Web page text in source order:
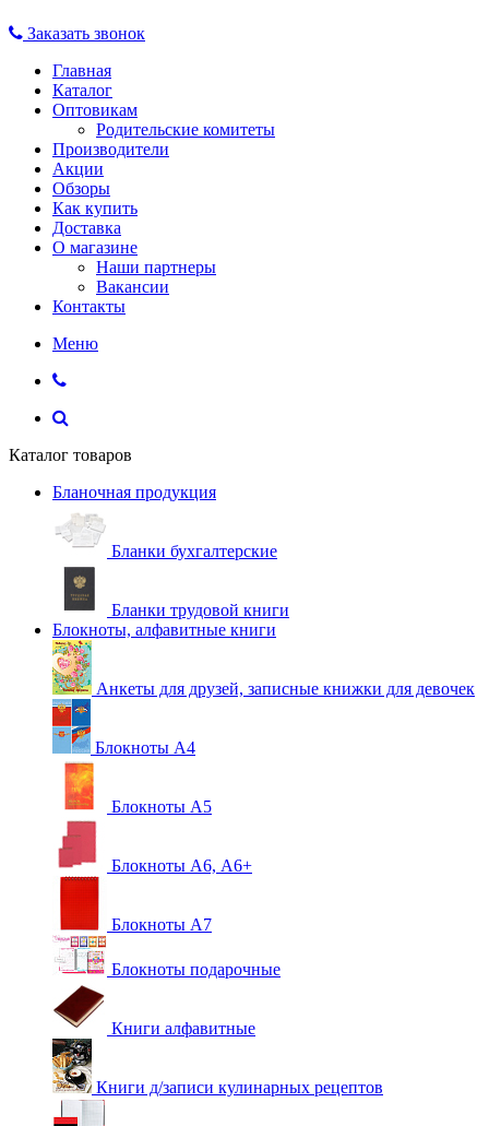
Заказать звонок
Главная
Каталог
Оптовикам
Родительские комитеты
Производители
Акции
Обзоры
Как купить
Доставка
О магазине
Наши партнеры
Вакансии
Контакты
Меню
Каталог товаров
Бланочная продукция
Бланки бухгалтерские
Бланки трудовой книги
Блокноты, алфавитные книги
Анкеты для друзей, записные книжки для девочек
Блокноты А4
Блокноты А5
Блокноты А6, А6+
Блокноты А7
Блокноты подарочные
Книги алфавитные
Книги д/записи кулинарных рецептов